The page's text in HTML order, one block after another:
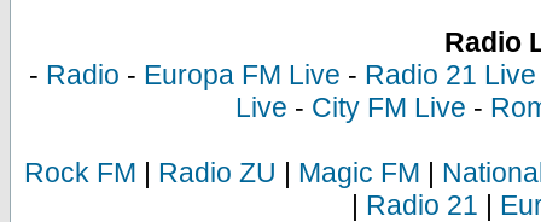
Radio
- Radio - Europa FM Live - Radio 21 Live
Live - City FM Live -
Rock FM | Radio ZU | Magic FM |
| Radio 21 |